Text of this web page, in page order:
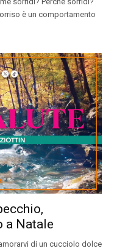
è un comportamento
a Natale
di un cucciolo dolce